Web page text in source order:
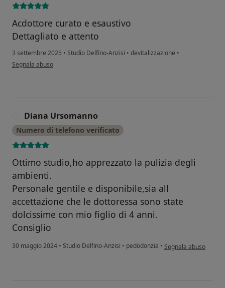
Acdottore curato e esaustivo
Dettagliato e attento
3 settembre 2025 • Studio Delfino-Anzisi • devitalizzazione •
secondo l'opinione dell'utente Alessandra nigro
Segnala abuso
Diana Ursomanno
Numero di telefono verificato
Ottimo studio,ho apprezzato la pulizia degli
ambienti.
Personale gentile e disponibile,sia all
accettazione che le dottoressa sono state
dolcissime con mio figlio di 4 anni.
Consiglio
30 maggio 2024 • Studio Delfino-Anzisi • pedodonzia • secondo l'opinione
Segnala abuso